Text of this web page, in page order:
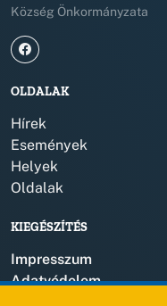
Község Önkormányzata
OLDALAK
Hírek
Események
Helyek
Oldalak
KIEGÉSZÍTÉS
Impresszum
Adatvédelem